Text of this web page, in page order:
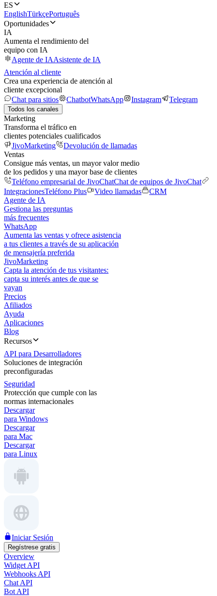
ES
EnglishTürkçePortuguês
Oportunidades
IA
Aumenta el rendimiento del
equipo con IA
Agente de IAAsistente de IA
Atención al cliente
Crea una experiencia de atención al
cliente excepcional
Chat para sitios
ChatbotWhatsApp Instagram Telegram
Todos los canales
Marketing
Transforma el tráfico en
clientes potenciales cualificados
JivoMarketing
Devolución de llamadas
Ventas
Consigue más ventas, un mayor valor medio
de los pedidos y una mayor base de clientes
Teléfono empresarial de JivoChatChat de equipos de JivoChat
IntegracionesTeléfono Plus Video llamadas
CRM
Agente de IA
Gestiona las preguntas
más frecuentes
WhatsApp
Aumenta las ventas y ofrece asistencia
a tus clientes a través de su aplicación
de mensajería preferida
JivoMarketing
Capta la atención de tus visitantes:
capta su interés antes de que se
vayan
Precios
Afiliados
Ayuda
Aplicaciones
Blog
Recursos
API para Desarrolladores
Soluciones de integración
preconfiguradas
Seguridad
Protección que cumple con las
normas internacionales
Descargar
para Windows
Descargar
para Mac
Descargar
para Linux
Iniciar Sesión
Regístrese gratis
Overview
Widget API
Webhooks API
Chat API
Bot API